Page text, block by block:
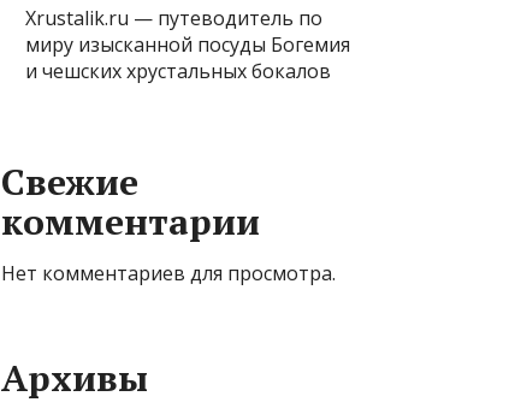
Xrustalik.ru — путеводитель по
миру изысканной посуды Богемия
и чешских хрустальных бокалов
Свежие
комментарии
Нет комментариев для просмотра.
Архивы